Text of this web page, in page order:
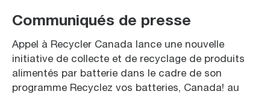
Communiqués de presse
Appel à Recycler Canada lance une nouvelle
initiative de collecte et de recyclage de produits
alimentés par batterie dans le cadre de son
programme Recyclez vos batteries, Canada! au